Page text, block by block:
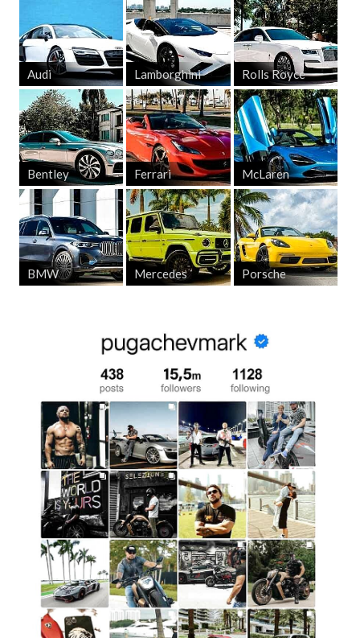
Audi Lamborghini Rolls Royce
Bentley Ferrari McLaren
BMW Mercedes Porsche